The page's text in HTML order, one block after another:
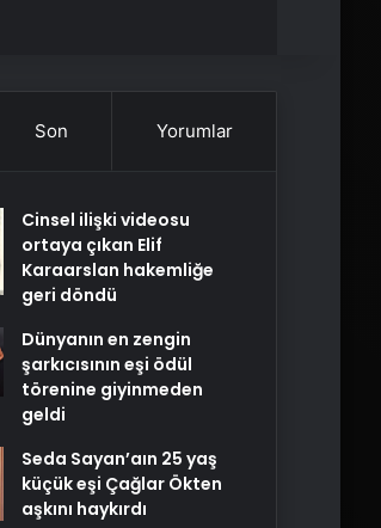
Son Yorumlar
Cinsel ilişki videosu
ortaya çıkan Elif
Karaarslan hakemliğe
geri döndü
Dünyanın en zengin
şarkıcısının eşi ödül
törenine giyinmeden
geldi
Seda Sayan’aın 25 yaş
küçük eşi Çağlar Ökten
aşkını haykırdı